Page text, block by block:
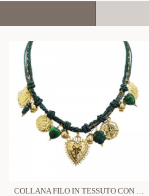
COLLANA FILO IN TESSUTO CON CHARMS CUORE - YNK24140B829